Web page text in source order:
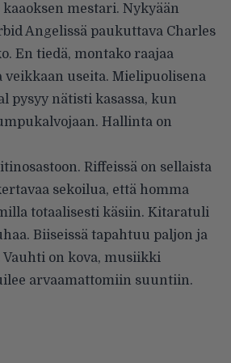
kaaoksen mestari. Nykyään
Angelissä paukuttava Charles
En tiedä, montako raajaa
veikkaan useita. Mielipuolisena
pysyy nätisti kasassa, kun
Hallinta on
Riffeissä on sellaista
sekoilua, että homma
totaalisesti käsiin. Kitaratuli
Biiseissä tapahtuu paljon ja
Vauhti on kova, musiikki
arvaamattomiin suuntiin.